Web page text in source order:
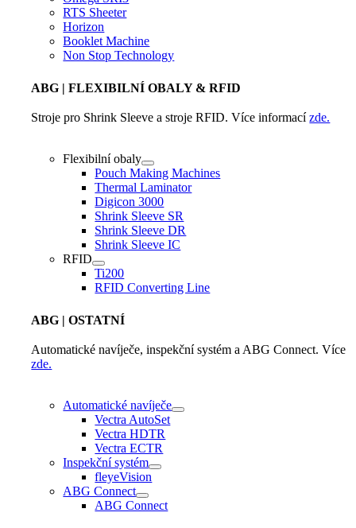
RTS Sheeter
Horizon
Booklet Machine
Non Stop Technology
ABG | FLEXIBILNÍ OBALY & RFID
Stroje pro Shrink Sleeve a stroje RFID. Více informacízde.
Flexibilní obaly
Pouch Making Machines
Thermal Laminator
Digicon 3000
Shrink Sleeve SR
Shrink Sleeve DR
Shrink Sleeve IC
RFID
Ti200
RFID Converting Line
ABG | OSTATNÍ
Automatické navíječe, inspekční systém a ABG Connect. Více
zde.
Automatické navíječe
Vectra AutoSet
Vectra HDTR
Vectra ECTR
Inspekční systém
fleyeVision
ABG Connect
ABG Connect